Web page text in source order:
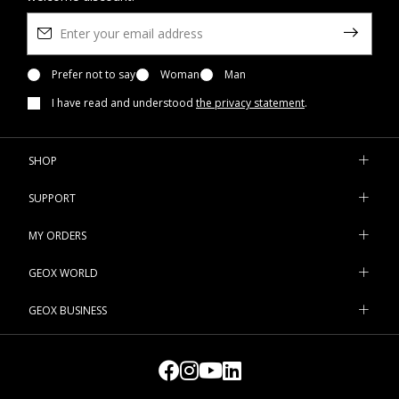
Prefer not to say Woman
Man
I have read and understood the privacy statement.
SHOP
SUPPORT
MY ORDERS
GEOX WORLD
GEOX BUSINESS